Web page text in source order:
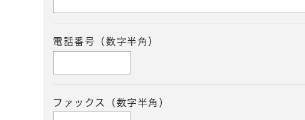
電話番号（数字半角）
ファックス（数字半角）